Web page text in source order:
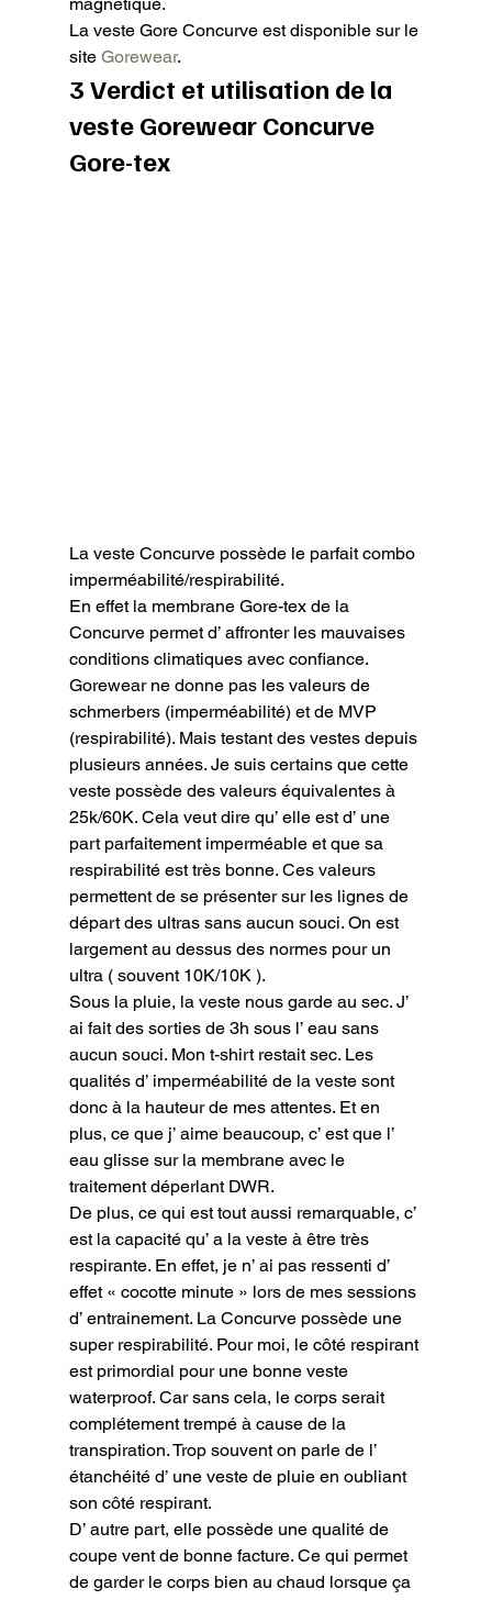
La veste Gore Concurve est disponible sur le
site Gorewear.
3 Verdict et utilisation de la
veste Gorewear Concurve
Gore-tex
La veste Concurve possède le parfait combo
imperméabilité/respirabilité.
En effet la membrane Gore-tex de la
Concurve permet d’ affronter les mauvaises
conditions climatiques avec confiance.
Gorewear ne donne pas les valeurs de
schmerbers (imperméabilité) et de MVP
(respirabilité). Mais testant des vestes depuis
plusieurs années. Je suis certains que cette
veste possède des valeurs équivalentes à
25k/60K. Cela veut dire qu’ elle est d’ une
part parfaitement imperméable et que sa
respirabilité est très bonne. Ces valeurs
permettent de se présenter sur les lignes de
départ des ultras sans aucun souci. On est
largement au dessus des normes pour un
ultra ( souvent 10K/10K ).
Sous la pluie, la veste nous garde au sec. J’
ai fait des sorties de 3h sous l’ eau sans
aucun souci. Mon t-shirt restait sec. Les
qualités d’ imperméabilité de la veste sont
donc à la hauteur de mes attentes. Et en
plus, ce que j’ aime beaucoup, c’ est que l’
eau glisse sur la membrane avec le
traitement déperlant DWR.
De plus, ce qui est tout aussi remarquable, c’
est la capacité qu’ a la veste à être très
respirante. En effet, je n’ ai pas ressenti d’
effet « cocotte minute » lors de mes sessions
d’ entrainement. La Concurve possède une
super respirabilité. Pour moi, le côté respirant
est primordial pour une bonne veste
waterproof. Car sans cela, le corps serait
complétement trempé à cause de la
transpiration. Trop souvent on parle de l’
étanchéité d’ une veste de pluie en oubliant
son côté respirant.
D’ autre part, elle possède une qualité de
coupe vent de bonne facture. Ce qui permet
de garder le corps bien au chaud lorsque ça